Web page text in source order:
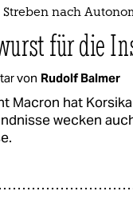
Streben nach
für die
von Rudolf Balmer
Macron hat
wecken